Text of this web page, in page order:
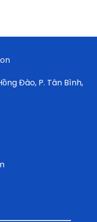
Đào, P. Tân Bình,